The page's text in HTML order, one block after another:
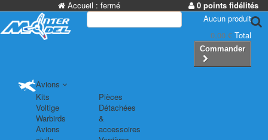
Accueil : fermé
0 points fidélités
Aucun produit
0,00 € Total
Commander
Avions
Kits
Voltige
Warbirds
Avions
Pièces
Détachées
&
accessoires